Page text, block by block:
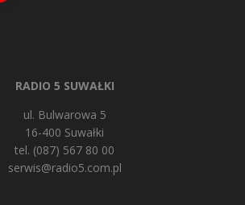
RADIO 5 SUWAŁKI
ul. Bulwarowa 5
16-400 Suwałki
tel. (087) 567 80 00
serwis@radio5.com.pl